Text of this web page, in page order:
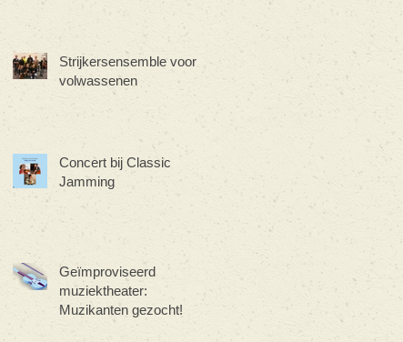
Strijkersensemble voor
volwassenen
Concert bij Classic
Jamming
Geïmproviseerd
muziektheater:
Muzikanten gezocht!